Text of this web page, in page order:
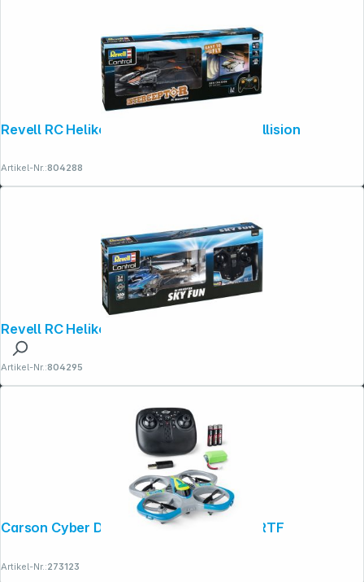
Revell RC Helikopter Interceptor Anti Collision
Artikel-Nr.:804288
Artikel-Nr.:804295
Carson Cyber Drone Polizei 2,4G 100% RTF
Artikel-Nr.:273123